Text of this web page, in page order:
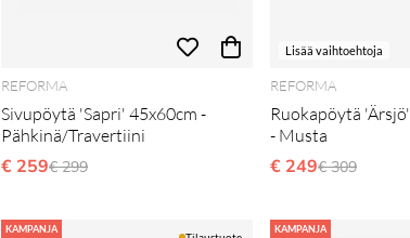
REFORMA
Sivupöytä 'Sapri' 45x60cm -
Pähkinä/Travertiini
€ 259Normaali hinta
€ 299
Lisää vaihtoehtoja
REFORMA
Ruokapöytä
- Musta
€ 249Normaali
€ 309
KAMPANJA KAMPANJA